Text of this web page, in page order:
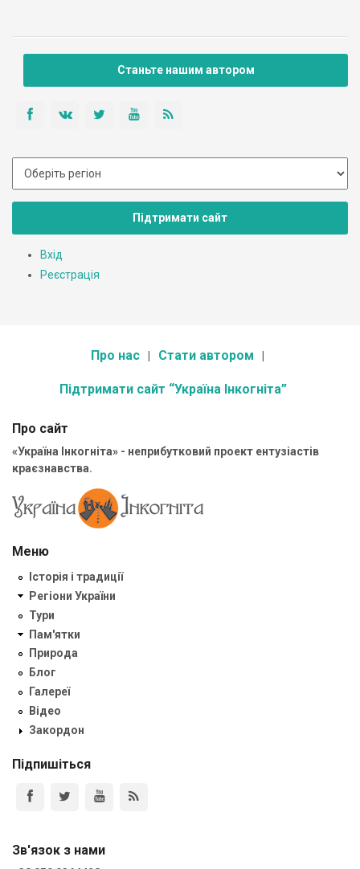
Станьте нашим автором
Підтримати сайт
Вхід
Реєстрація
Про нас Стати автором
Підтримати сайт “Україна Інкогніта”
Про сайт
«Україна Інкогніта» - неприбутковий проект ентузіастів
краєзнавства.
Меню
Історія і традиції
Регіони України
Тури
Пам'ятки
Природа
Блог
Галереї
Відео
Закордон
Підпишіться
Зв'язок з нами